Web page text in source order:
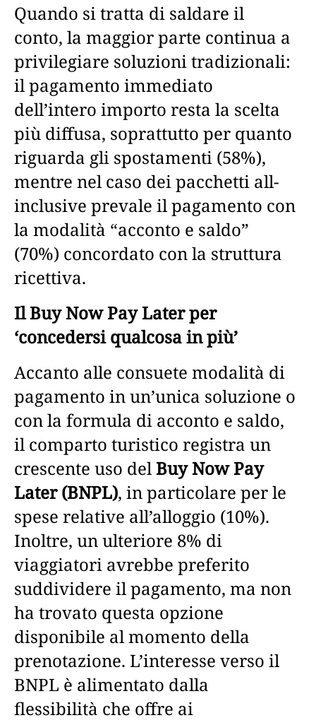
Quando si tratta di saldare il
conto, la maggior parte continua a
privilegiare soluzioni tradizionali:
il pagamento immediato
dell’intero importo resta la scelta
più diffusa, soprattutto per quanto
riguarda gli spostamenti (58%),
mentre nel caso dei pacchetti all-
inclusive prevale il pagamento con
la modalità “acconto e saldo”
(70%) concordato con la struttura
ricettiva.
Il Buy Now Pay Later per
‘concedersi qualcosa in più’
Accanto alle consuete modalità di
pagamento in un’unica soluzione o
con la formula di acconto e saldo,
il comparto turistico registra un
crescente uso delBuy Now Pay
Later (BNPL), in particolare per le
spese relative all’alloggio (10%).
Inoltre, un ulteriore 8% di
viaggiatori avrebbe preferito
suddividere il pagamento, ma non
ha trovato questa opzione
disponibile al momento della
prenotazione. L’interesse verso il
BNPL è alimentato dalla
flessibilità che offre ai